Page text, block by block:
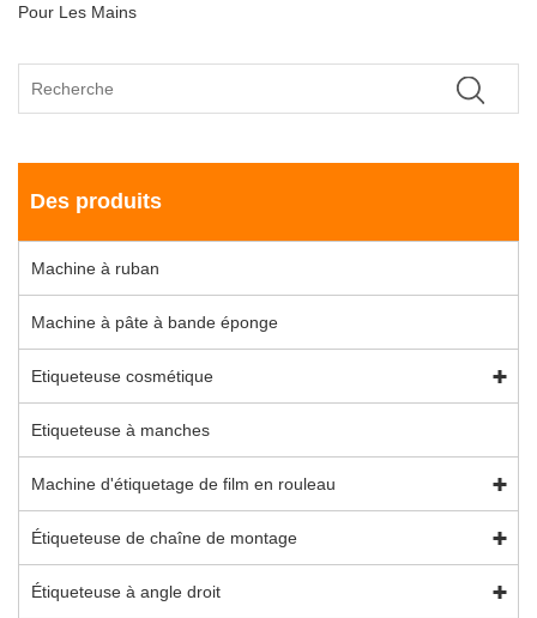
Pour Les Mains
Des produits
Machine à ruban
Machine à pâte à bande éponge
Etiqueteuse cosmétique
Etiqueteuse à manches
Machine d'étiquetage de film en rouleau
Étiqueteuse de chaîne de montage
Étiqueteuse à angle droit